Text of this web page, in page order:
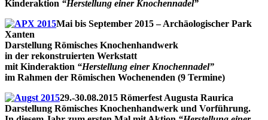
Kinderaktion “Herstellung einer Knochennadel”
Mai bis September 2015 – Archäologischer Park
Xanten
Darstellung Römisches Knochenhandwerk
in der rekonstruierten Werkstatt
mit Kinderaktion “Herstellung einer Knochennadel”
im Rahmen der Römischen Wochenenden (9 Termine)
29.-30.08.2015 Römerfest Augusta Raurica
Darstellung Römisches Knochenhandwerk und Vorführung.